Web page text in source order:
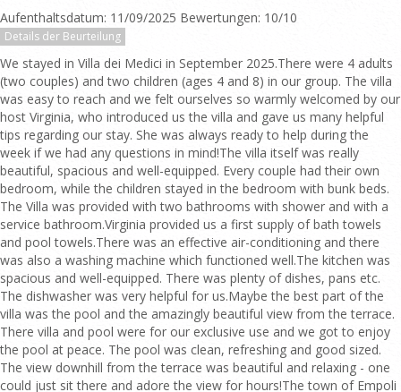
Aufenthaltsdatum: 11/09/2025 Bewertungen: 10/10
Details der Beurteilung
We stayed in Villa dei Medici in September 2025.There were 4 adults
(two couples) and two children (ages 4 and 8) in our group. The villa
was easy to reach and we felt ourselves so warmly welcomed by our
host Virginia, who introduced us the villa and gave us many helpful
tips regarding our stay. She was always ready to help during the
week if we had any questions in mind!The villa itself was really
beautiful, spacious and well-equipped. Every couple had their own
bedroom, while the children stayed in the bedroom with bunk beds.
The Villa was provided with two bathrooms with shower and with a
service bathroom.Virginia provided us a first supply of bath towels
and pool towels.There was an effective air-conditioning and there
was also a washing machine which functioned well.The kitchen was
spacious and well-equipped. There was plenty of dishes, pans etc.
The dishwasher was very helpful for us.Maybe the best part of the
villa was the pool and the amazingly beautiful view from the terrace.
There villa and pool were for our exclusive use and we got to enjoy
the pool at peace. The pool was clean, refreshing and good sized.
The view downhill from the terrace was beautiful and relaxing - one
could just sit there and adore the view for hours!The town of Empoli